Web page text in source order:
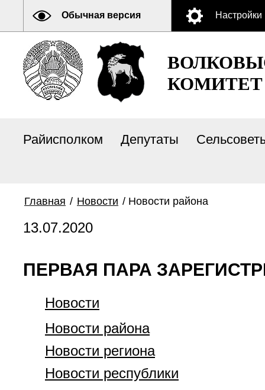
Обычная версия Настройки
КОМИТЕТ
Райисполком Депутаты
Главная / Новости / Новости района
13.07.2020
ПЕРВАЯ ПАРА
Новости
Новости района
Новости региона
Новости республики